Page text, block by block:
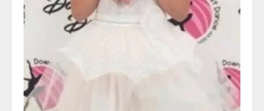
a
i
n